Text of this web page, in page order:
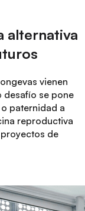
alternativa
vienen
desafío se pone
paternidad a
reproductiva
de